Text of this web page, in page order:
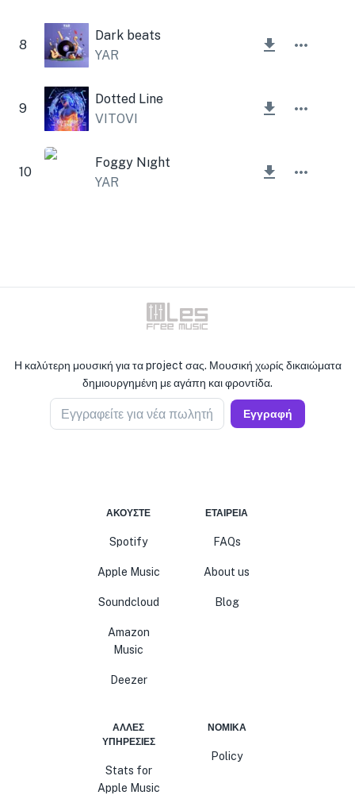
8
Dark beats
YAR
9
Dotted Line
VITOVI
10
Foggy Nıght
YAR
Η καλύτερη μουσική για τα project σας. Μουσική χωρίς δικαιώματα
δημιουργημένη με αγάπη και φροντίδα.
Εγγραφείτε για νέα πωλητή Εγγραφή
ΑΚΟΎΣΤΕ
Spotify
Apple Music
Soundcloud
Amazon
Music
Deezer
ΕΤΑΙΡΕΊΑ
FAQs
About us
Blog
ΆΛΛΕΣ
ΥΠΗΡΕΣΊΕΣ
Stats for
Apple Music
ΝΟΜΙΚΆ
Policy